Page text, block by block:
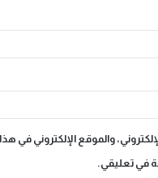
والموقع الإلكتروني في
في تعليقي.